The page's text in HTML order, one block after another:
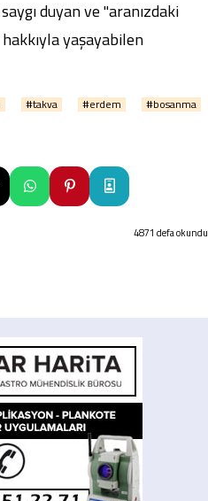
duyan ve "aranızdaki
yaşayabilen
#takva #erdem
#bosanma
4871 defa okundu